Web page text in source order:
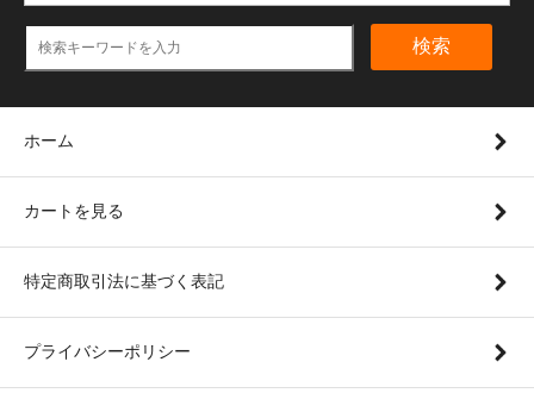
検索
ホーム
カートを見る
特定商取引法に基づく表記
プライバシーポリシー